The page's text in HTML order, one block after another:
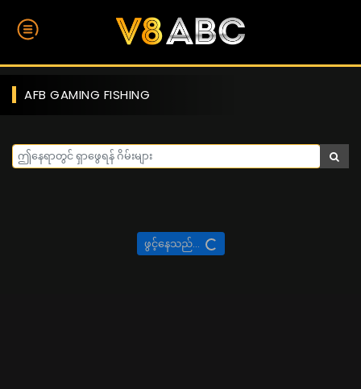
AFB GAMING FISHING
ဖွင့်နေသည်...